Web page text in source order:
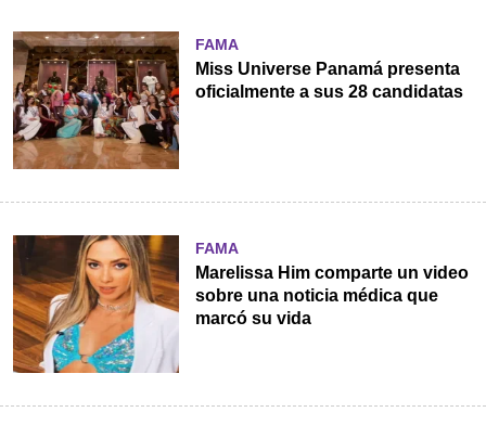
FAMA
Miss Universe Panamá presenta
oficialmente a sus 28 candidatas
FAMA
Marelissa Him comparte un video
sobre una noticia médica que
marcó su vida